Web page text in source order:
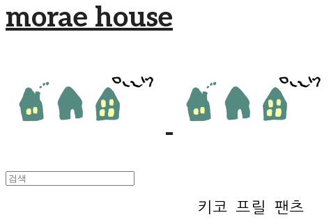
morae house
키코 프릴 팬츠